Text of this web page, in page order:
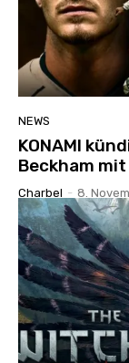
NEWS
KONAMI
Beckham
Charbel - 8.